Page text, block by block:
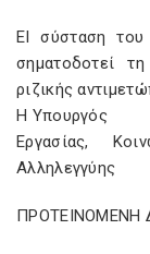
ΕΙ σύσταση
σηματοδοτεί
ριζικής
Η Υπουργός
Εργασίας,
Αλληλεγγύης
ΠΡΟΤΕΙΝΟΜΕΝΗ